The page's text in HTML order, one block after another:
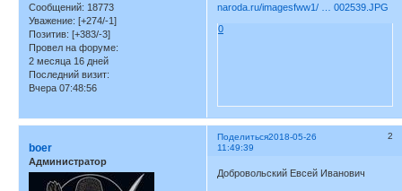
Сообщений: 18773
Уважение: [+274/-1]
Позитив: [+383/-3]
Провел на форуме:
2 месяца 16 дней
Последний визит:
Вчера 07:48:56
naroda.ru/imagesfww1/ … 002539.JPG
0
Поделиться 2
2018-05-26
11:49:39
boer
Администратор
Добровольский Евсей Иванович